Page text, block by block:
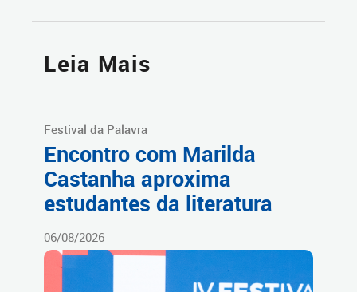
Leia Mais
Festival da Palavra
Encontro com Marilda
Castanha aproxima
estudantes da literatura
06/08/2026